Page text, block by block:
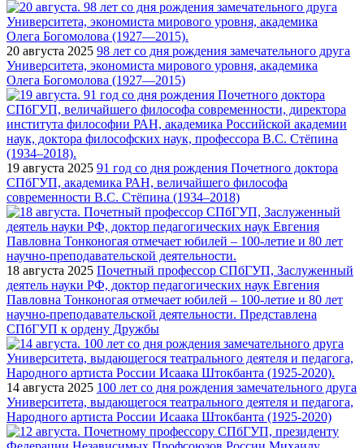
20 августа 2025 98 лет со дня рождения замечательного друга
Университета, экономиста мирового уровня, академика
Олега Богомолова (1927—2015)
19 августа 2025 91 год со дня рождения Почетного доктора
СПбГУП, академика РАН, величайшего философа
современности В.С. Стёпина (1934–2018)
18 августа 2025 Почетный профессор СПбГУП, Заслуженный
деятель науки РФ, доктор педагогических наук Евгения
Павловна Тонконогая отмечает юбилей – 100-летие и 80 лет
научно-преподавательской деятельности. Представлена
СПбГУП к ордену Дружбы
14 августа 2025 100 лет со дня рождения замечательного друга
Университета, выдающегося театрального деятеля и педагога,
Народного артиста России Исаака Штокбанта (1925-2020)